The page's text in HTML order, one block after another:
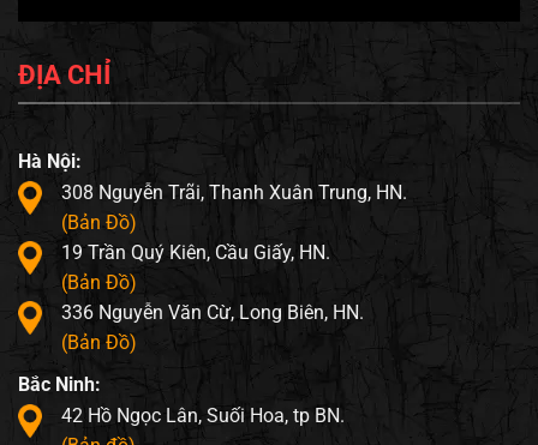
ĐỊA CHỈ
Hà Nội:
308 Nguyễn Trãi, Thanh Xuân Trung, HN.
(Bản Đồ)
19 Trần Quý Kiên, Cầu Giấy, HN.
(Bản Đồ)
336 Nguyễn Văn Cừ, Long Biên, HN.
(Bản Đồ)
Bắc Ninh:
42 Hồ Ngọc Lân, Suối Hoa, tp BN.